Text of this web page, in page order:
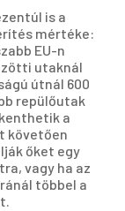
is a
mértéke:
EU-n
utaknál
útnál 600
repülőutak
a
követően
őket egy
vagy ha az
többel a